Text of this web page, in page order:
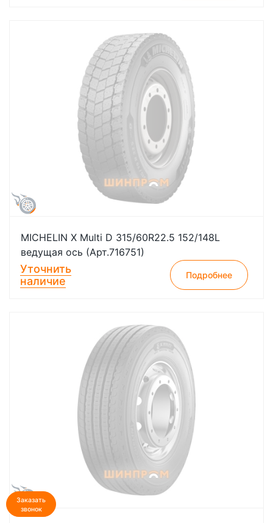
Заказать
звонок
MICHELIN X Multi D 315/60R22.5 152/148L
ведущая ось (Арт.716751)
Уточнить
наличие
Подробнее